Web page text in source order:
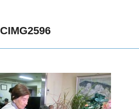
CIMG2596